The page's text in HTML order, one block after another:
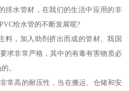
排水管材，在我们的生活中应用的非
给水管的不断发展呢?
料，加入助剂挤出而成的管材。我国
求非常严格，其中的有毒有害物质必
。
常高的耐压性，当在搬运、仓储和安